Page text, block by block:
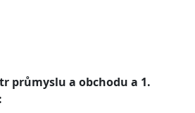
průmyslu a obchodu a 1.